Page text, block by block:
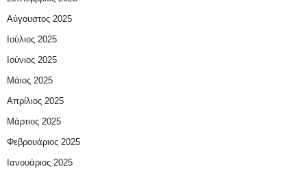
Αύγουστος 2025
Ιούλιος 2025
Ιούνιος 2025
Μάιος 2025
Απρίλιος 2025
Μάρτιος 2025
Φεβρουάριος 2025
Ιανουάριος 2025